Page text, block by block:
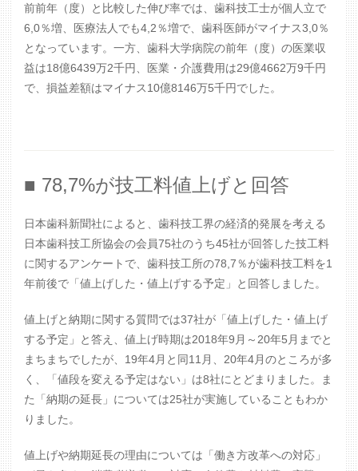
前前年（度）と比較した伸び率では、歯科技工士が個人立で
6,0％増、医療法人でも4,2％増で、歯科医師がマイナス3,0％
となっています。一方、歯科大学病院の前年（度）の医業収
益は18億6439万2千円、医業・介護費用は29億4662万9千円
で、損益差額はマイナス10億8146万5千円でした。
■ 78,7%が技工料値上げと回答
日本歯科新聞社によると、歯科技工界の経済的発展を考える
日本歯科技工所協会の会員75社のうち45社が回答した技工料
に関するアンケートで
歯科技工所の78,7％が歯科技工料を1
年前後で「値上げした・値上げする予定」と回答しました。
値上げと納期に関する質問では37社が「値上げした・値上げ
する予定」と答え、値上げ時期は2018年9月～20年5月までと
まちまちでしたが、19年4月と同11月、20年4月のところが多
く、「値段を変える予定はない」は8社にとどまりました。ま
た「納期の延長」については25社が実施していることもわか
りました。
値上げや納期延長の理由については「働き方改革への対応」